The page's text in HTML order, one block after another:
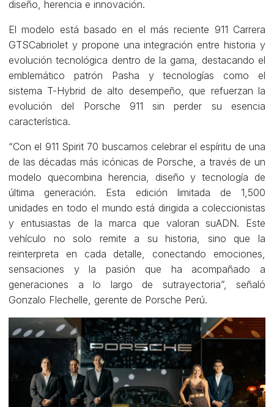
diseño, herencia e innovación.
El modelo está basado en el más reciente 911 Carrera
GTSCabriolet y propone una integración entre historia y
evolución tecnológica dentro de la gama, destacando el
emblemático patrón Pasha y tecnologías como el
sistema T-Hybrid de alto desempeño, que refuerzan la
evolución del Porsche 911 sin perder su esencia
característica.
“Con el 911 Spirit 70 buscamos celebrar el espíritu de una
de las décadas más icónicas de Porsche, a través de un
modelo quecombina herencia, diseño y tecnología de
última generación. Esta edición limitada de 1,500
unidades en todo el mundo está dirigida a coleccionistas
y entusiastas de la marca que valoran suADN. Este
vehículo no solo remite a su historia, sino que la
reinterpreta en cada detalle, conectando emociones,
sensaciones y la pasión que ha acompañado a
generaciones a lo largo de sutrayectoria”, señaló
Gonzalo Flechelle, gerente de Porsche Perú.